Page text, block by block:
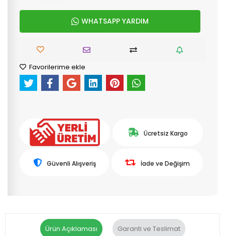
WHATSAPP YARDIM
Favorilerime ekle
Ücretsiz Kargo
Güvenli Alışveriş İade ve Değişim
Ürün Açıklaması Garanti ve Teslimat